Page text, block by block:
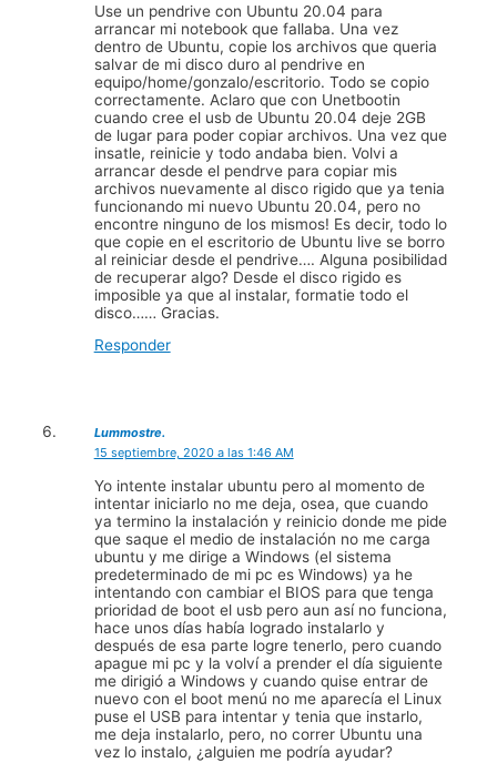
Use un pendrive con Ubuntu 20.04 para
arrancar mi notebook que fallaba. Una vez
dentro de Ubuntu, copie los archivos que queria
salvar de mi disco duro al pendrive en
equipo/home/gonzalo/escritorio. Todo se copio
correctamente. Aclaro que con Unetbootin
cuando cree el usb de Ubuntu 20.04 deje 2GB
de lugar para poder copiar archivos. Una vez que
insatle, reinicie y todo andaba bien. Volvi a
arrancar desde el pendrve para copiar mis
archivos nuevamente al disco rigido que ya tenia
funcionando mi nuevo Ubuntu 20.04, pero no
encontre ninguno de los mismos! Es decir, todo lo
que copie en el escritorio de Ubuntu live se borro
al reiniciar desde el pendrive…. Alguna posibilidad
de recuperar algo? Desde el disco rigido es
imposible ya que al instalar, formatie todo el
disco…… Gracias.
Responder
Lummostre.
15 septiembre, 2020 a las 1:46 AM
Yo intente instalar ubuntu pero al momento de
intentar iniciarlo no me deja, osea, que cuando
ya termino la instalación y reinicio donde me pide
que saque el medio de instalación no me carga
ubuntu y me dirige a Windows (el sistema
predeterminado de mi pc es Windows) ya he
intentando con cambiar el BIOS para que tenga
prioridad de boot el usb pero aun así no funciona,
hace unos días había logrado instalarlo y
después de esa parte logre tenerlo, pero cuando
apague mi pc y la volví a prender el día siguiente
me dirigió a Windows y cuando quise entrar de
nuevo con el boot menú no me aparecía el Linux
puse el USB para intentar y tenia que instarlo,
me deja instalarlo, pero, no correr Ubuntu una
vez lo instalo, ¿alguien me podría ayudar?